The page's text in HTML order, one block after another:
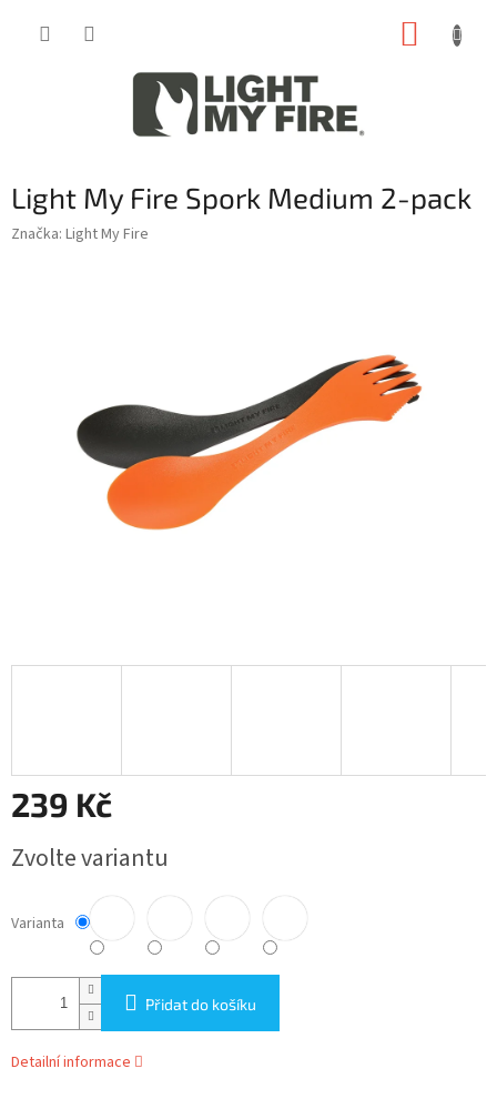
Light My Fire Spork Medium 2-pack
Značka: Light My Fire
239 Kč
cena:
Zvolte variantu
Varianta
Přidat do košíku
Detailní informace